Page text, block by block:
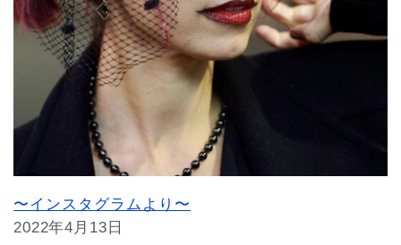
〜インスタグラムより〜
2022年4月13日